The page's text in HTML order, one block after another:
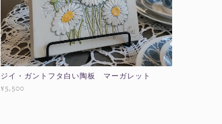
ジイ・ガントフタ白い陶板 マーガレット
¥5,500